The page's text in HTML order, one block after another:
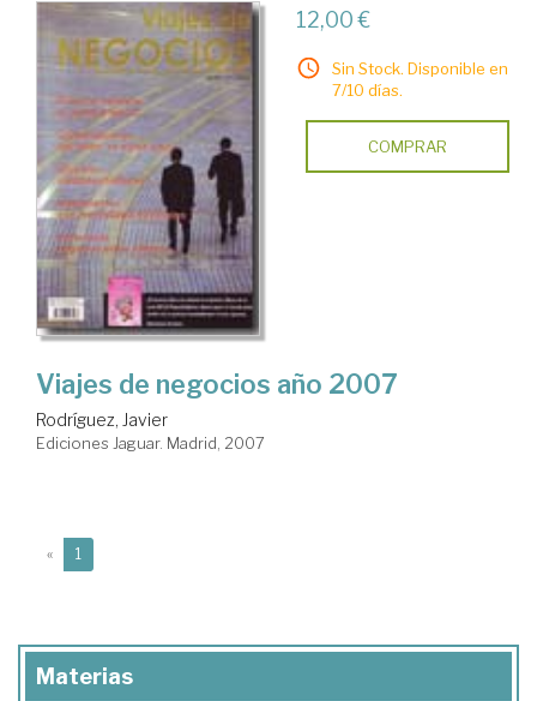
12,00 €
Sin Stock. Disponible en
7/10 días.
COMPRAR
Viajes de negocios año 2007
Rodríguez, Javier
Ediciones Jaguar. Madrid, 2007
« 1
Materias